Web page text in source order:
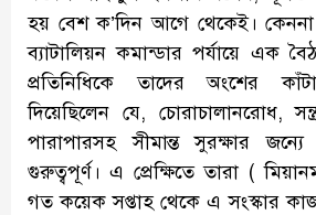
হয় বেশ ক’দিন আগে থেকেই।
ব্যাটালিয়ন কমান্ডার পর্যায়ে এক
প্রতিনিধিকে তাদের অংশের
দিয়েছিলেন যে, চোরাচালানরোধ,
পারাপারসহ সীমান্ত সুরক্ষার
গুরুত্বপূর্ণ। এ প্রেক্ষিতে তারা (
গত কয়েক সপ্তাহ থেকে এ সংস্কার